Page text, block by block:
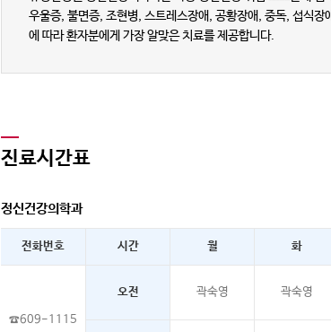
우울증, 불면증, 조현병, 스트레스장애, 공황장애, 중독, 섭식
에 따라 환자분에게 가장 알맞은 치료를 제공합니다.
진료시간표
정신건강의학과
전화번호 시간 월 화
☎609-1115
오전 곽숙영 곽숙영